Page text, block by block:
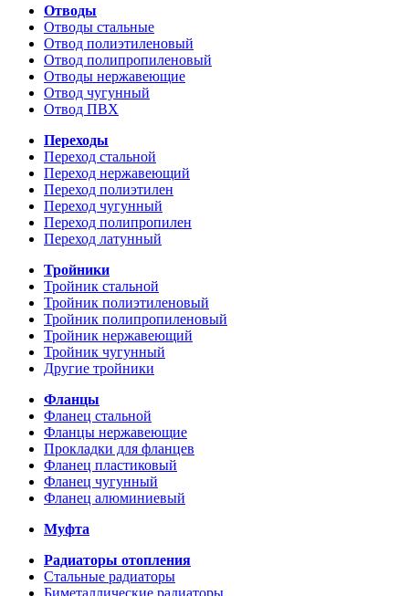
Отводы
Отводы стальные
Отвод полиэтиленовый
Отвод полипропиленовый
Отводы нержавеющие
Отвод чугунный
Отвод ПВХ
Переходы
Переход стальной
Переход нержавеющий
Переход полиэтилен
Переход чугунный
Переход полипропилен
Переход латунный
Тройники
Тройник стальной
Тройник полиэтиленовый
Тройник полипропиленовый
Тройник нержавеющий
Тройник чугунный
Другие тройники
Фланцы
Фланец стальной
Фланцы нержавеющие
Прокладки для фланцев
Фланец пластиковый
Фланец чугунный
Фланец алюминиевый
Муфта
Радиаторы отопления
Стальные радиаторы
Биметаллические радиаторы